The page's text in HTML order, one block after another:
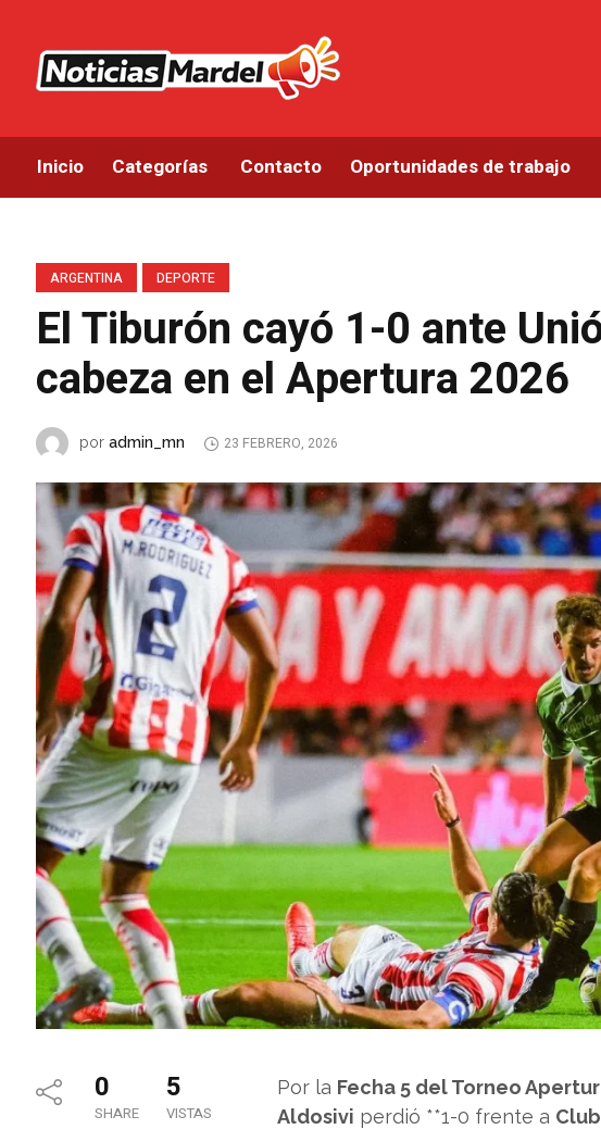
Inicio Categorías Contacto Oportunidades de trabajo
ARGENTINA DEPORTE
El Tiburón cayó 1-0 ante
cabeza en el Apertura 2026
poradmin_mn 23 FEBRERO, 2026
0
SHARE
5
VISTAS
Por la Fecha 5 del Torneo
Aldosivi perdió **1-0 frente a